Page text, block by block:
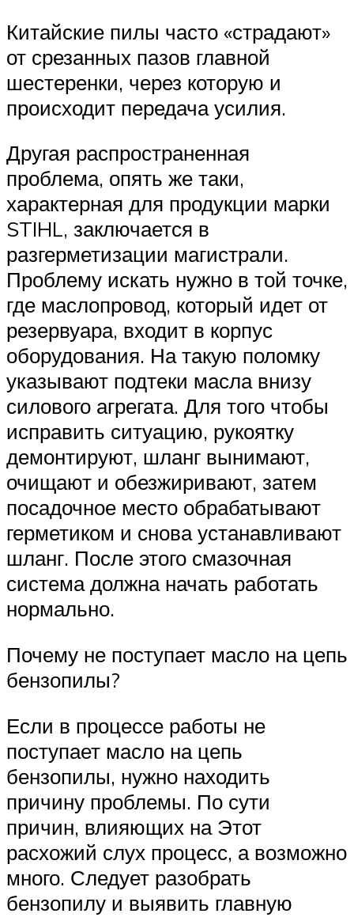
Китайские пилы часто «страдают»
от срезанных пазов главной
шестеренки, через которую и
происходит передача усилия.
Другая распространенная
проблема, опять же таки,
характерная для продукции марки
STIHL, заключается в
разгерметизации магистрали.
Проблему искать нужно в той точке,
где маслопровод, который идет от
резервуара, входит в корпус
оборудования. На такую поломку
указывают подтеки масла внизу
силового агрегата. Для того чтобы
исправить ситуацию, рукоятку
демонтируют, шланг вынимают,
очищают и обезжиривают, затем
посадочное место обрабатывают
герметиком и снова устанавливают
шланг. После этого смазочная
система должна начать работать
нормально.
Почему не поступает масло на цепь
бензопилы?
Если в процессе работы не
поступает масло на цепь
бензопилы, нужно находить
причину проблемы. По сути
причин, влияющих на Этот
расхожий слух процесс, а возможно
много. Следует разобрать
бензопилу и выявить главную